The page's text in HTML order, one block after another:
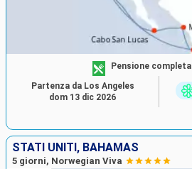
Pensione completa
Partenza da Los Angeles
dom 13 dic 2026
STATI UNITI, BAHAMAS
5 giorni, Norwegian Viva